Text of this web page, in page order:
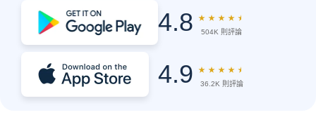
4.8 ★ ★ ★ ★ ★
504K 則評論
4.9 ★ ★ ★ ★ ★
36.2K 則評論